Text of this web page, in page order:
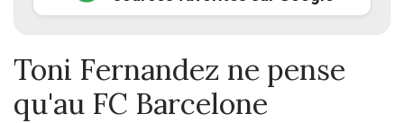
Toni Fernandez ne pense
qu'au FC Barcelone